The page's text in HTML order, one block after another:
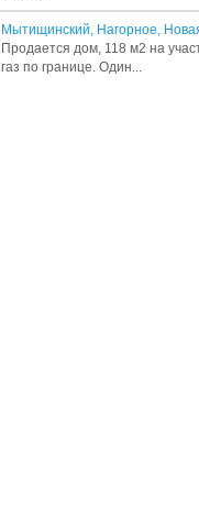
Мытищинский, Нагорное,
Продается дом, 118 м2 на
газ по границе. Один...